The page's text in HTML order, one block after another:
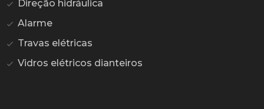
Direção hidráulica
Alarme
Travas elétricas
Vidros elétricos dianteiros